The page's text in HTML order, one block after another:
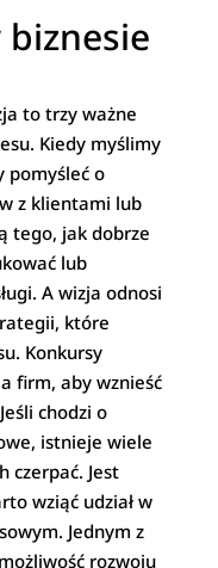
to trzy ważne
Kiedy myślimy
pomyśleć o
z klientami lub
tego, jak dobrze
lub
A wizja odnosi
które
Konkursy
firm, aby wznieść
chodzi o
istnieje wiele
czerpać. Jest
wziąć udział w
Jednym z
rozwoju